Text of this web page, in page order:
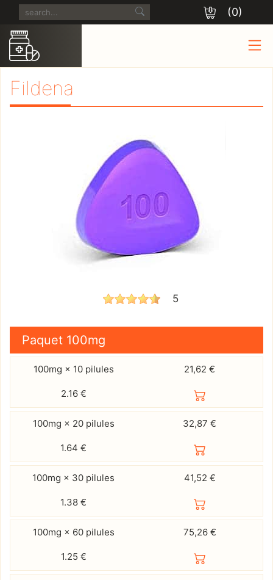
(0)
Fildena
5
Paquet 100mg
100mg × 10 pilules 21,62 €
2.16 €
100mg × 20 pilules 32,87 €
1.64 €
100mg × 30 pilules 41,52 €
1.38 €
100mg × 60 pilules 75,26 €
1.25 €